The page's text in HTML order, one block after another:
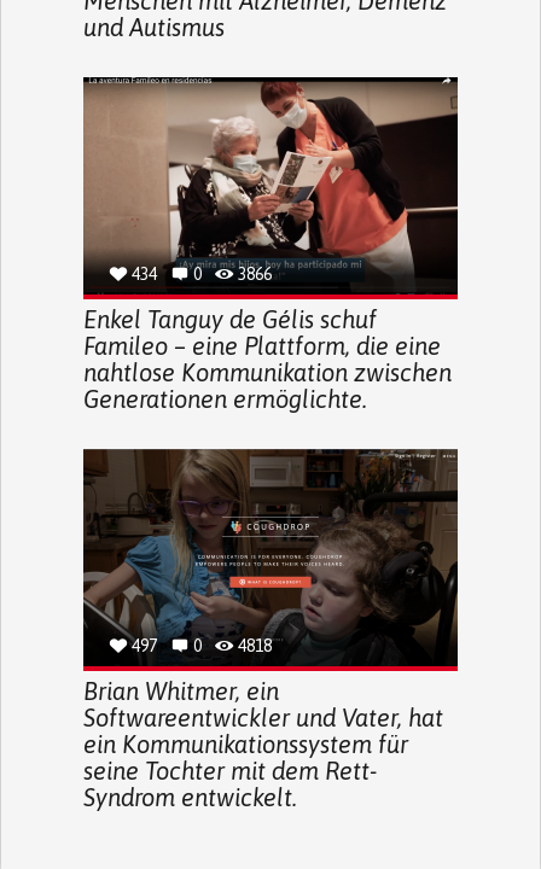
und Autismus
434 0 3866
Enkel Tanguy de Gélis schuf
Famileo – eine Plattform, die eine
nahtlose Kommunikation zwischen
Generationen ermöglichte.
497 0 4818
Brian Whitmer, ein
Softwareentwickler und Vater, hat
ein Kommunikationssystem für
seine Tochter mit dem Rett-
Syndrom entwickelt.